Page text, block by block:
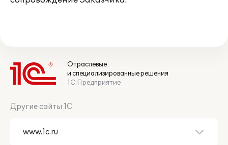
Отраслевые
и специализированные решения
1С:Предприятие
Другие сайты 1С